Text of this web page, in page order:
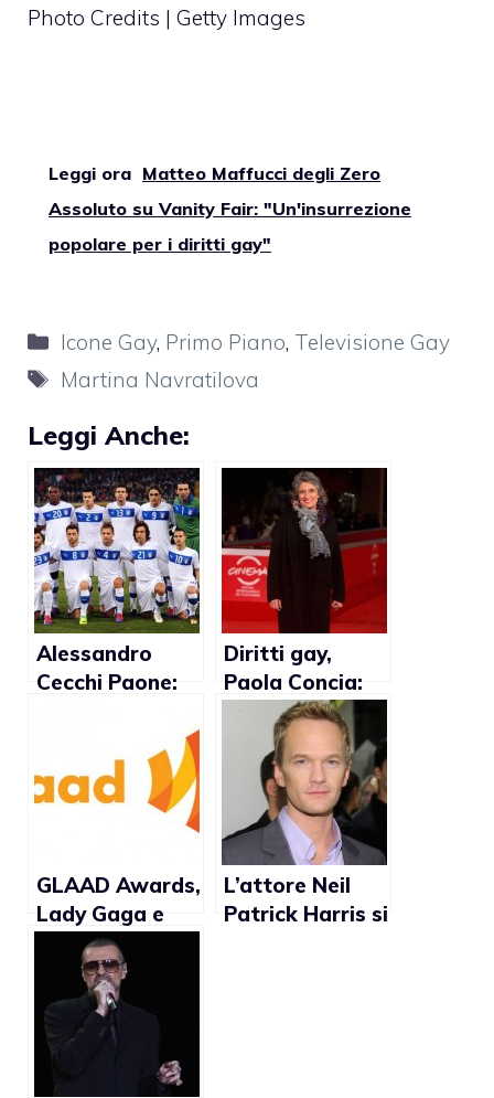
Photo Credits | Getty Images
Leggi ora Matteo Maffucci degli Zero
Assoluto su Vanity Fair: "Un'insurrezione
popolare per i diritti gay"
Categorie
Icone Gay, Primo Piano, Televisione Gay
Tag
Martina Navratilova
Leggi Anche:
Alessandro
Cecchi Paone:
metrosexual in
Nazionale”
Diritti gay,
Paola Concia:
“Bisogna Fare
come Obama”.
Binetti: “Non è
una priorità”
GLAAD Awards,
Lady Gaga e
Chaz Bono tra
le nomination
L’attore Neil
Patrick Harris si